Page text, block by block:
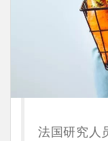
法国研究人